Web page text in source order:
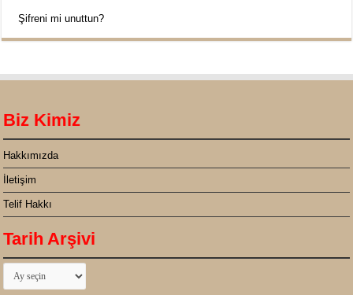
Şifreni mi unuttun?
Biz Kimiz
Hakkımızda
İletişim
Telif Hakkı
Tarih Arşivi
Tarih
Arşivi